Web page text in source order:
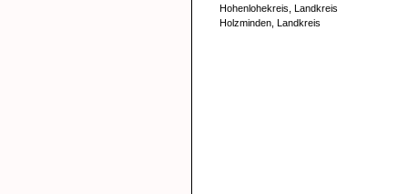
Hohenlohekreis, Landkreis
Holzminden, Landkreis